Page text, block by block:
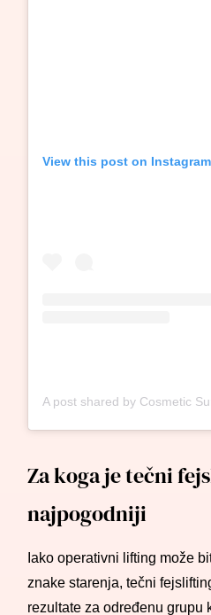
View this post on Instagram
Za koga je tečni
najpogodniji
Iako operativni lifting može
znake starenja, tečni
rezultate za određenu grupu